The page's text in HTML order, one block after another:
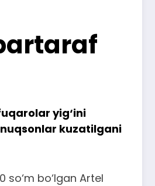
yig‘ini
kuzatilgani
so‘m bo‘lgan Artel